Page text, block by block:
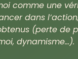
comme une
dans
(perte de
dynamisme…).